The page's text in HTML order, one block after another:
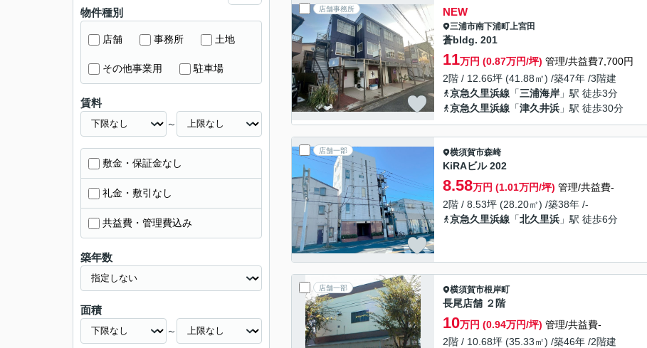
店舗事務所 NEW
三浦市南下浦町上宮田
蒼bldg. 201
11万円 (0.87万円/坪) 管理/共益費7,700円
2階 / 12.66坪 (41.88㎡) /築47年 /3階建
京急久里浜線 「三浦海岸 」駅 徒歩3分
京急久里浜線 「津久井浜 」駅 徒歩30分
店舗一部 横須賀市森崎
KiRAビル 202
8.58万円 (1.01万円/坪) 管理/共益費-
2階 / 8.53坪 (28.20㎡) /築38年 /-
京急久里浜線 「北久里浜 」駅 徒歩6分
店舗一部 横須賀市根岸町
長尾店舗 ２階
10万円 (0.94万円/坪) 管理/共益費-
2階 / 10.68坪 (35.33㎡) /築46年 /2階建
物件種別
店舗 事務所 土地
その他事業用 駐車場
賃料
～
敷金・保証金なし
礼金・敷引なし
共益費・管理費込み
築年数
面積
～